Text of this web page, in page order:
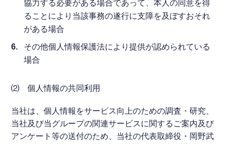
協力する必要がある場合であって、本人の同意を得
ることにより当該事務の遂行に支障を及ぼすおそれ
がある場合
その他個人情報保護法により提供が認められている
場合
⑵ 個人情報の共同利用
当社は、個人情報をサービス向上のための調査・研究、
当社及び当グループの関連サービスに関するご案内及び
アンケート等の送付のため、当社の代表取締役・岡野武